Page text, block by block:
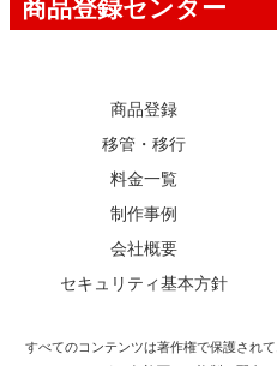
商品登録
移管・移行
料金一覧
制作事例
会社概要
セキュリティ基本方針
すべてのコンテンツは著作権で保護され